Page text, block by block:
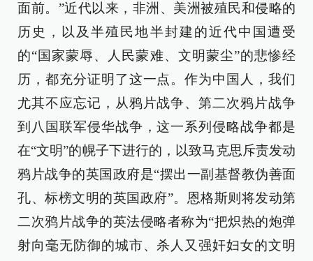
面前。”近代以来，非洲、美洲被殖民和侵略的
历史，以及半殖民地半封建的近代中国遭受
的“国家蒙辱、人民蒙难、文明蒙尘”的悲惨经
历，都充分证明了这一点。作为中国人，我们
尤其不应忘记，从鸦片战争、第二次鸦片战争
到八国联军侵华战争，这一系列侵略战争都是
在“文明”的幌子下进行的，以致马克思斥责发动
鸦片战争的英国政府是“摆出一副基督教伪善面
孔、标榜文明的英国政府”。恩格斯则将发动第
二次鸦片战争的英法侵略者称为“把炽热的炮弹
射向毫无防御的城市、杀人又强奸妇女的文明